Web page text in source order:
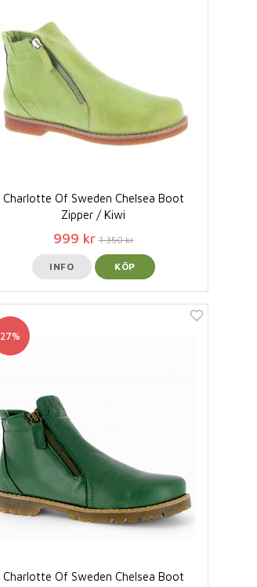
Charlotte Of Sweden Chelsea Boot
Zipper / Kiwi
999 kr 1 350 kr
INFO KÖP
27%
Charlotte Of Sweden Chelsea Boot